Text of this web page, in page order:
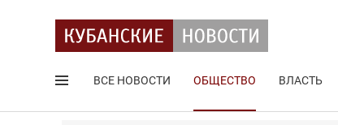
ВСЕ НОВОСТИ ОБЩЕСТВО ВЛАСТЬ